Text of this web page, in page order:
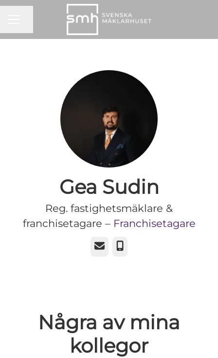
Gea Sudin
Reg. fastighetsmäklare &
franchisetagare – Franchisetagare
E-postTelefon
Några av mina
kollegor